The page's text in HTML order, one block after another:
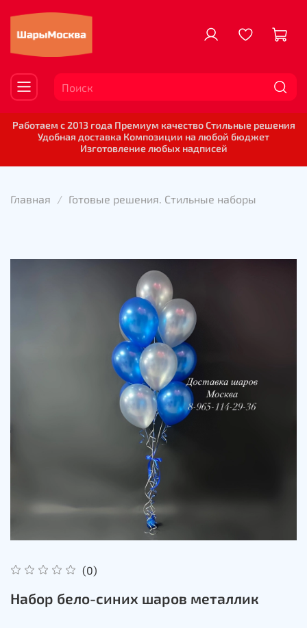
Работаем с 2013 года Премиум качество Стильные решения
Удобная доставка Композиции на любой бюджет
Изготовление любых надписей
Главная Готовые решения. Стильные наборы
(0)
Набор бело-синих шаров металлик